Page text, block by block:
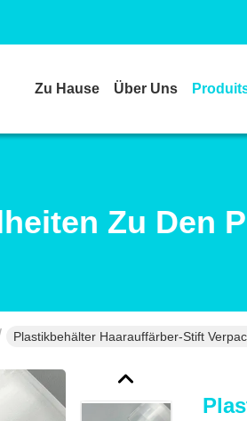
Zu Hause Über Uns
Zu Den
Plastikbehälter Haarauffärber-Stift